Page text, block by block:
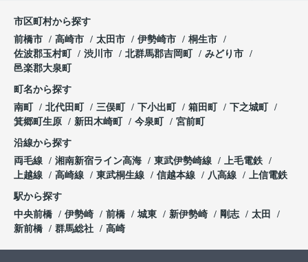
市区町村から探す
前橋市
高崎市 太田市 伊勢崎市
桐生市
佐波郡玉村町
渋川市 北群馬郡吉岡町
みどり市
邑楽郡大泉町
町名から探す
南町
北代田町 三俣町 下小出町 箱田町
下之城町
箕郷町生原
新田木崎町 今泉町 宮前町
沿線から探す
両毛線
湘南新宿ライン高海 東武伊勢崎線
上毛電鉄
上越線
高崎線 東武桐生線 信越本線 八高線 上信電鉄
駅から探す
中央前橋
伊勢崎 前橋 城東 新伊勢崎 剛志
太田
新前橋
群馬総社 高崎